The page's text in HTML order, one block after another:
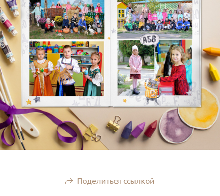
Поделиться ссылкой